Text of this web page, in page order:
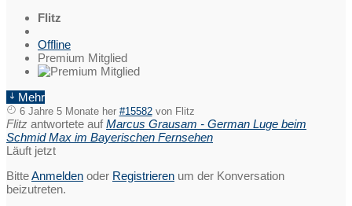
Flitz
Offline
Premium Mitglied
Mehr
6 Jahre 5 Monate her #15582 von Flitz
Flitz antwortete aufMarcus Grausam - German Luge beim
Schmid Max im Bayerischen Fernsehen
Läuft jetzt
BitteAnmelden oder Registrieren um der Konversation
beizutreten.